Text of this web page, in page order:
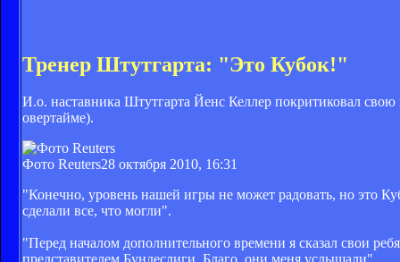
Тренер Штутгарта: "Это Кубок!"
И.о. наставника Штутгарта Йенс Келлер покритиковал
овертайме).
Фото Reuters28 октября 2010, 16:31
"Конечно, уровень нашей игры не может радовать, но это
сделали все, что могли".
"Перед началом дополнительного времени я сказал свои